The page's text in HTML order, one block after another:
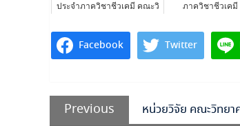
ประจำภาควิชาชีวเคมี คณะวิ
ภาควิชาชีวเค
Facebook Twitter
แนะแนว
เรื่อง
Previous
Previous
post:
หน่วยวิจัย คณะวิทยา